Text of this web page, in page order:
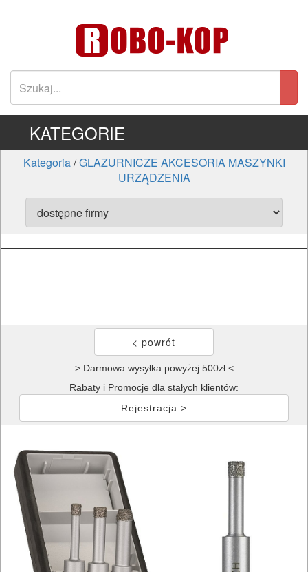
KATEGORIE
Kategoria/GLAZURNICZE AKCESORIA MASZYNKI
URZĄDZENIA
> Darmowa wysyłka powyżej 500zł <
Rabaty i Promocje dla stałych klientów:
Rejestracja >